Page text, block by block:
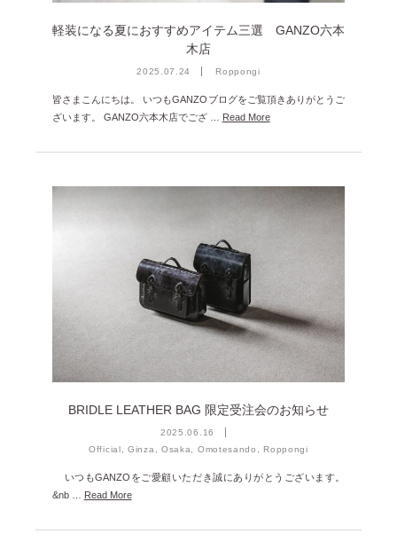
2025年4月 [7]
2025年3月 [1]
2025年2月 [5]
2024年11月 [5]
2024年10月 [5]
2024年9月 [5]
2024年8月 [2]
2024年7月 [6]
2024年6月 [4]
2024年5月 [4]
2024年3月 [10]
軽装になる夏におすすめアイテム三選 GANZO六本
木店
2025.07.24 Roppongi
皆さまこんにちは。 いつもGANZOブログをご覧頂きありがとうご
ざいます。 GANZO六本木店でござ …
Read More
BRIDLE LEATHER BAG 限定受注会のお知らせ
2025.06.16
Official, Ginza, Osaka, Omotesando, Roppongi
いつもGANZOをご愛顧いただき誠にありがとうございます。
&nb …
Read More